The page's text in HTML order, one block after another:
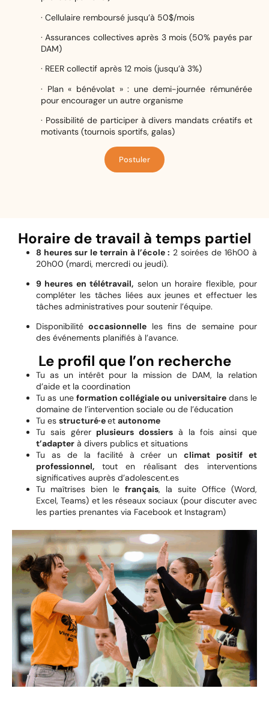
· Cellulaire remboursé jusqu’à 50$/mois
· Assurances collectives après 3 mois (50% payés par
DAM)
· REER collectif après 12 mois (jusqu’à 3%)
· Plan « bénévolat » : une demi-journée rémunérée
pour encourager un autre organisme
· Possibilité de participer à divers mandats créatifs et
motivants (tournois sportifs, galas)
Postuler
Horaire de travail à temps partiel
8 heures sur le terrain à l’école : 2 soirées de 16h00 à
20h00 (mardi, mercredi ou jeudi).
9 heures en télétravail, selon un horaire flexible, pour
compléter les tâches liées aux jeunes et effectuer les
tâches administratives pour soutenir l’équipe.
Disponibilitéoccasionnelle les fins de semaine pour
des événements planifiés à l’avance.
Le profil que l’on recherche
Tu as un intérêt pour la mission de DAM, la relation
d’aide et la coordination
Tu as une formation collégiale ou universitairedans le
domaine de l’intervention sociale ou de l’éducation
Tu es structuré·eet autonome
Tu sais gérer plusieurs dossiers à la fois ainsi que
t’adapter à divers publics et situations
Tu as de la facilité à créer unclimat positif et
professionnel, tout en réalisant des interventions
significatives auprès d’adolescent.es
Tu maîtrises bien le français, la suite Office (Word,
Excel, Teams) et les réseaux sociaux (pour discuter avec
les parties prenantes via Facebook et Instagram)